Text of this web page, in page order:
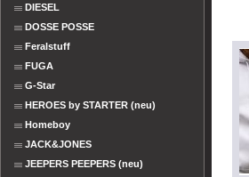
DIESEL
DOSSE POSSE
Feralstuff
FUGA
G-Star
HEROES by STARTER (neu)
Homeboy
JACK&JONES
JEEPERS PEEPERS (neu)